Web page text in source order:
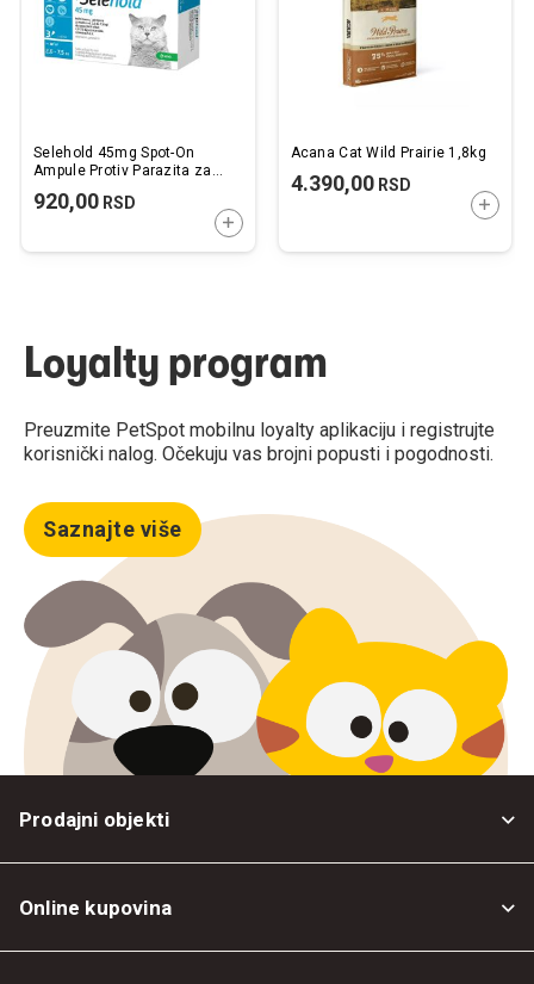
Selehold 45mg Spot-On
Ampule Protiv Parazita za
920,00 RSD
DODAJTE U KORPU
Acana Cat Wild Prairie 1,8kg
4.390,00RSD
Loyalty program
Preuzmite PetSpot mobilnu loyalty aplikaciju i registrujte
korisnički nalog. Očekuju vas brojni popusti i pogodnosti.
Saznajte više
Prodajni objekti
Online kupovina